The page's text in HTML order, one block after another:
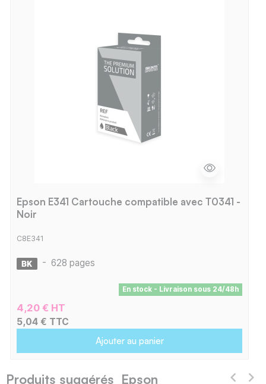
Epson E341 Cartouche compatible avec T0341 -
Noir
C8E341
- 628 pages
En stock - Livraison sous 24/48h
4,20 € HT
5,04 € TTC
Ajouter au panier
Produits suggérés Epson